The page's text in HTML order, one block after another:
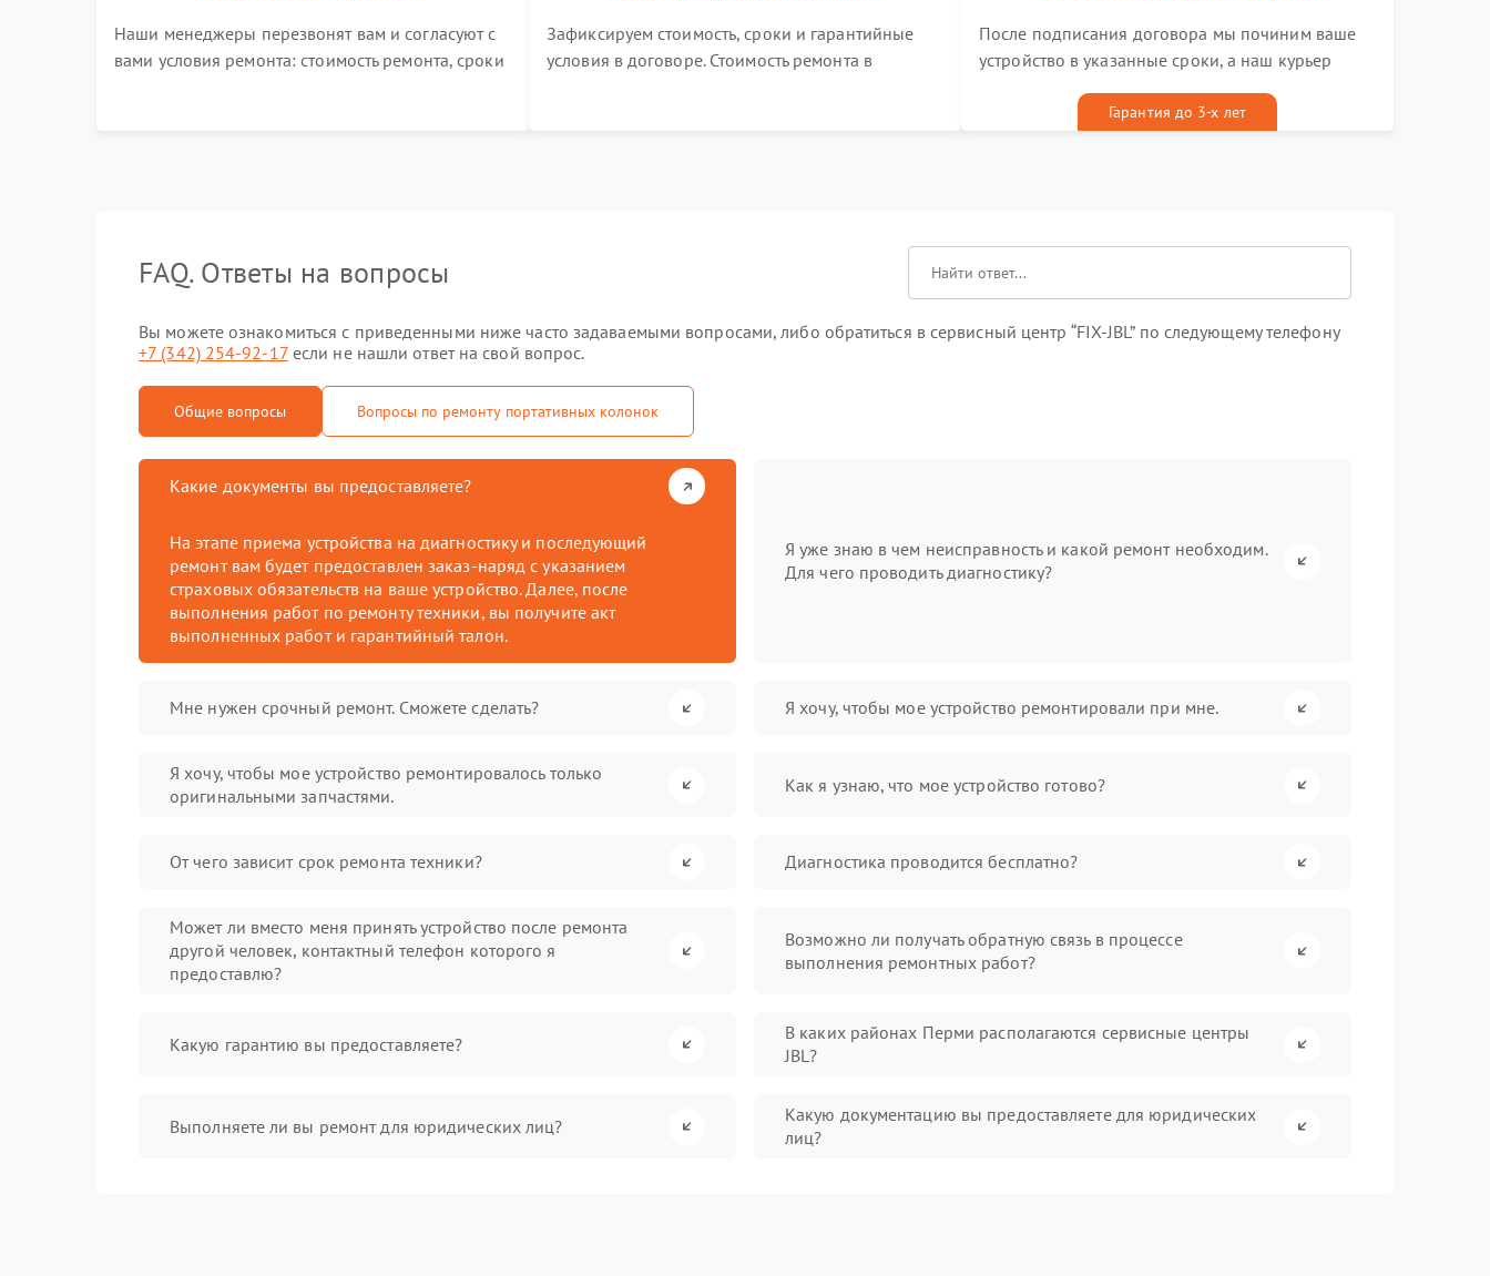
Наши менеджеры перезвонят вам и согласуют с
вами условия ремонта: стоимость ремонта, сроки
Зафиксируем стоимость, сроки и гарантийные
условия в договоре. Стоимость ремонта в
После подписания договора мы починим ваше
устройство в указанные сроки, а наш курьер
талоном бесплатноГарантия до 3-х лет
FAQ. Ответы на вопросы
Вы можете ознакомиться с приведенными ниже часто задаваемыми вопросами, либо обратиться в сервисный центр “FIX-JBL” по следующему телефону
+7 (342) 254-92-17если не нашли ответ на свой вопрос.
Общие вопросы Вопросы по ремонту портативных колонок
Какие документы вы предоставляете?
На этапе приема устройства на диагностику и последующий
ремонт вам будет предоставлен заказ-наряд с указанием
страховых обязательств на ваше устройство. Далее, после
выполнения работ по ремонту техники, вы получите акт
выполненных работ и гарантийный талон.
Я уже знаю в чем неисправность и какой ремонт необходим.
Для чего проводить диагностику?
Мне нужен срочный ремонт. Сможете сделать? Я хочу, чтобы мое устройство ремонтировали при мне.
Я хочу, чтобы мое устройство ремонтировалось только
оригинальными запчастями.
Как я узнаю, что мое устройство готово?
От чего зависит срок ремонта техники? Диагностика проводится бесплатно?
Может ли вместо меня принять устройство после ремонта
другой человек, контактный телефон которого я
предоставлю?
Возможно ли получать обратную связь в процессе
выполнения ремонтных работ?
Какую гарантию вы предоставляете?
В каких районах Перми располагаются сервисные центры
JBL?
Выполняете ли вы ремонт для юридических лиц?
Какую документацию вы предоставляете для юридических
лиц?